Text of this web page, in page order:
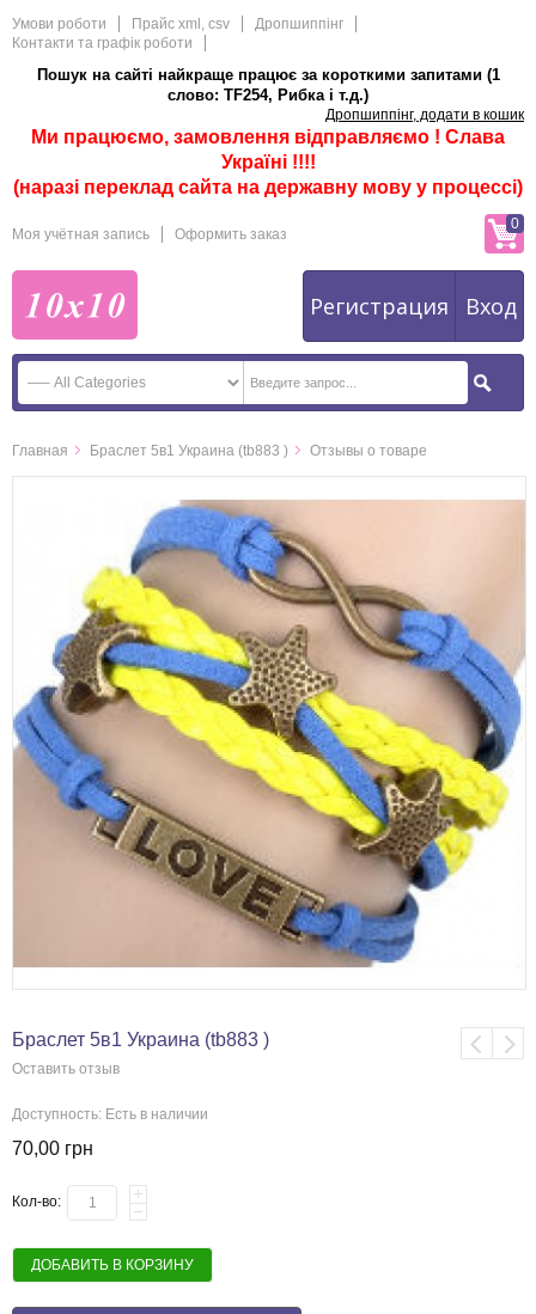
Умови роботи Прайс xml, csv
Дропшиппінг
Контакти та графік роботи
Пошук на сайті найкраще працює за короткими запитами (1
слово: TF254, Рибка і т.д.)
Дропшиппінг, додати в кошик
Ми працюємо, замовлення відправляємо ! Слава
Україні !!!!
(наразі переклад сайта на державну мову у процессі)
Моя учётная запись Оформить заказ
Регистрация Вход
0
Главная Браслет 5в1 Украина (tb883 ) Отзывы о товаре
Браслет 5в1 Украина (tb883 )
Оставить отзыв
Доступность: Есть в наличии
70,00 грн
Кол-во:
ДОБАВИТЬ В КОРЗИНУ